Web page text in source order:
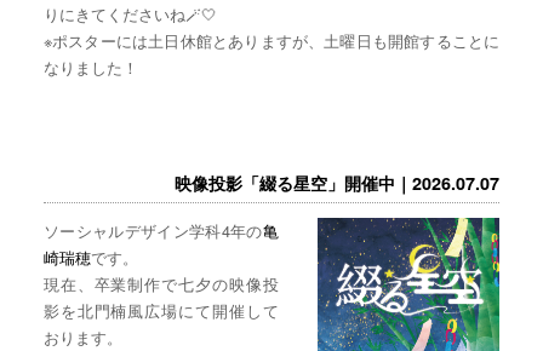
りにきてくださいね🪄🤍
※ポスターには土日休館とありますが、土曜日も開館することに
なりました！
映像投影「綴る星空」開催中｜2026.07.07
ソーシャルデザイン学科4年の亀
崎瑞穂です。
現在、卒業制作で七夕の映像投
影を北門楠風広場にて開催して
おります。